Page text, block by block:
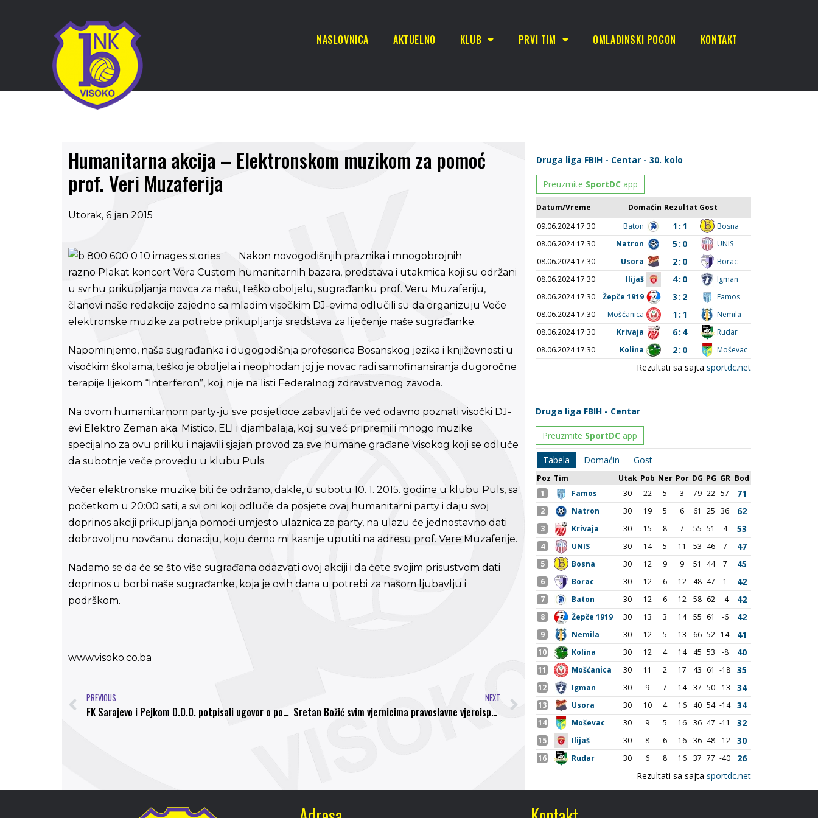
NASLOVNICA AKTUELNO KLUB PRVI TIM OMLADINSKI POGON KONTAKT
Humanitarna akcija – Elektronskom muzikom za pomoć
prof. Veri Muzaferija
Utorak, 6 jan 2015
Nakon novogodišnjih praznika i mnogobrojnih
humanitarnih bazara, predstava i utakmica koji su održani
u svrhu prikupljanja novca za našu, teško oboljelu, sugrađanku prof. Veru Muzaferiju,
članovi naše redakcije zajedno sa mladim visočkim DJ-evima odlučili su da organizuju Veče
elektronske muzike za potrebe prikupljanja sredstava za liječenje naše sugrađanke.
Napominjemo, naša sugrađanka i dugogodišnja profesorica Bosanskog jezika i književnosti u
visočkim školama, teško je oboljela i neophodan joj je novac radi samofinansiranja dugoročne
terapije lijekom “Interferon”, koji nije na listi Federalnog zdravstvenog zavoda.
Na ovom humanitarnom party-ju sve posjetioce zabavljati će već odavno poznati visočki DJ-
evi Elektro Zeman aka. Mistico, ELI i djambalaja, koji su već pripremili mnogo muzike
specijalno za ovu priliku i najavili sjajan provod za sve humane građane Visokog koji se odluče
da subotnje veče provedu u klubu Puls.
Večer elektronske muzike biti će održano, dakle, u subotu 10. 1. 2015. godine u klubu Puls, sa
početkom u 20:00 sati, a svi oni koji odluče da posjete ovaj humanitarni party i daju svoj
doprinos akciji prikupljanja pomoći umjesto ulaznica za party, na ulazu će jednostavno dati
dobrovoljnu novčanu donaciju, koju ćemo mi kasnije uputiti na adresu prof. Vere Muzaferije.
Nadamo se da će se što više sugrađana odazvati ovoj akciji i da ćete svojim prisustvom dati
doprinos u borbi naše sugrađanke, koja je ovih dana u potrebi za našom ljubavlju i
podrškom.
www.visoko.co.ba
PREVIOUS
FK Sarajevo i Pejkom D.O.O. potpisali ugovor o postavljaju vještačke trave na kampu u Butmiru
NEXT
Sretan Božić svim vjernicima pravoslavne vjeroispovjesti